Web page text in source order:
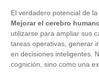
El verdadero potencial de
Mejorar el cerebro
utilizarse para ampliar sus
tareas operativas, generar
en decisiones inteligentes.
cognición, sino como una